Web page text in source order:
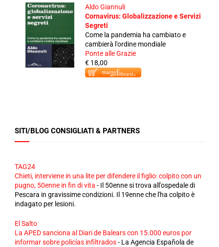
Aldo Giannuli
Cornavirus: Globalizzazione e Servizi
Segreti
Come la pandemia ha cambiato e
cambierà l'ordine mondiale
Ponte alle Grazie
€ 18,00
SITI/BLOG CONSIGLIATI & PARTNERS
TAG24
Chieti, interviene in una lite per difendere il figlio: colpito con un
pugno, 50enne in fin di vita - Il 50enne si trova all'ospedale di
Pescara in gravissime condizioni. Il 19enne che l'ha colpito è
indagato per lesioni.
El Salto
La APED sanciona al Diari de Balears con 15.000 euros por
informar sobre policías infiltrados- La Agencia Española de